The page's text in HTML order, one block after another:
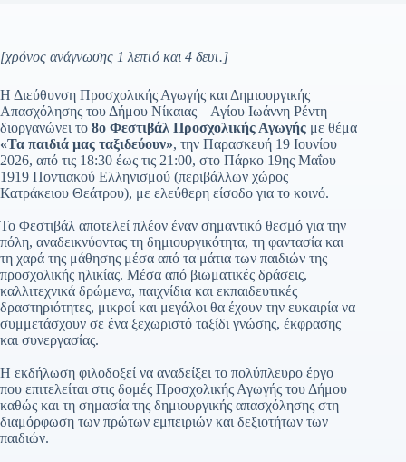
[χρόνος ανάγνωσης 1 λεπτό και 4 δευτ.]
Η Διεύθυνση Προσχολικής Αγωγής και Δημιουργικής
Απασχόλησης του Δήμου Νίκαιας – Αγίου Ιωάννη Ρέντη
διοργανώνει το 8ο Φεστιβάλ Προσχολικής Αγωγής με θέμα
«Τα παιδιά μας ταξιδεύουν», την Παρασκευή 19 Ιουνίου
2026, από τις 18:30 έως τις 21:00, στο Πάρκο 19ης Μαΐου
1919 Ποντιακού Ελληνισμού (περιβάλλων χώρος
Κατράκειου Θεάτρου), με ελεύθερη είσοδο για το κοινό.
Το Φεστιβάλ αποτελεί πλέον έναν σημαντικό θεσμό για την
πόλη, αναδεικνύοντας τη δημιουργικότητα, τη φαντασία και
τη χαρά της μάθησης μέσα από τα μάτια των παιδιών της
προσχολικής ηλικίας. Μέσα από βιωματικές δράσεις,
καλλιτεχνικά δρώμενα, παιχνίδια και εκπαιδευτικές
δραστηριότητες, μικροί και μεγάλοι θα έχουν την ευκαιρία να
συμμετάσχουν σε ένα ξεχωριστό ταξίδι γνώσης, έκφρασης
και συνεργασίας.
Η εκδήλωση φιλοδοξεί να αναδείξει το πολύπλευρο έργο
που επιτελείται στις δομές Προσχολικής Αγωγής του Δήμου
καθώς και τη σημασία της δημιουργικής απασχόλησης στη
διαμόρφωση των πρώτων εμπειριών και δεξιοτήτων των
παιδιών.